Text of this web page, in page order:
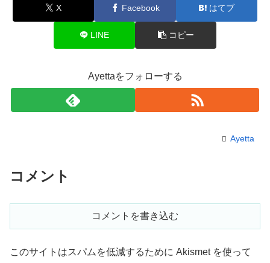
X Facebook はてブ
LINE コピー
Ayettaをフォローする
Ayetta
コメント
コメントを書き込む
このサイトはスパムを低減するために Akismet を使って